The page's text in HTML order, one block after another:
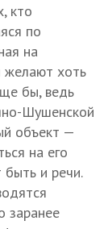
кто
по
на
желают хоть
бы, ведь
Шушенской
объект —
на его
и речи.
заранее